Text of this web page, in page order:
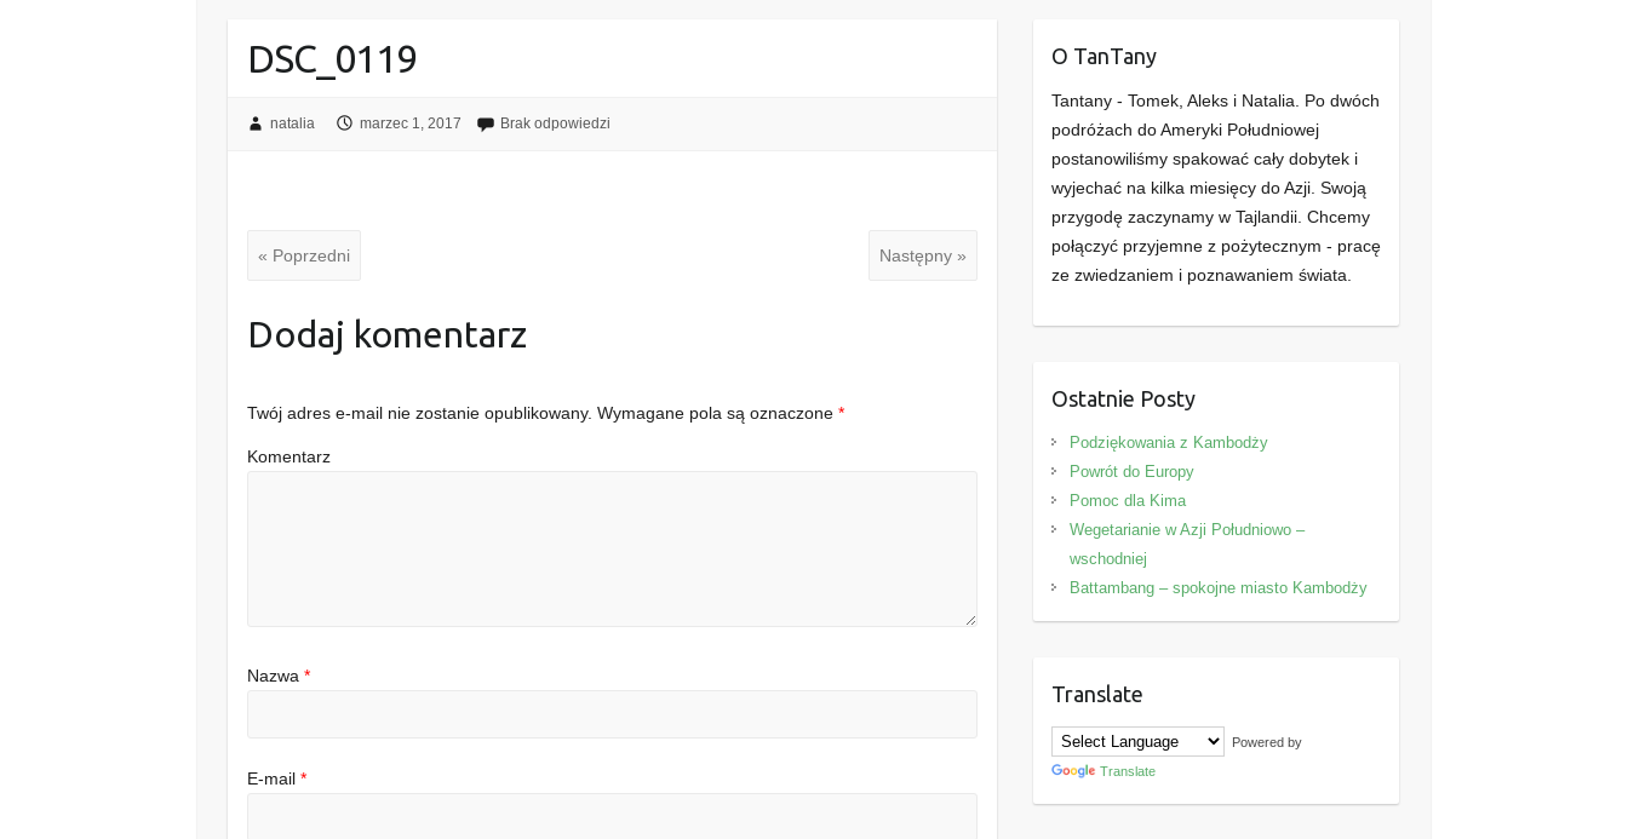
DSC_0119
natalia marzec 1, 2017 Brak odpowiedzi
« Poprzedni Następny »
Dodaj komentarz
Twój adres e-mail nie zostanie opublikowany. Wymagane pola są oznaczone*
Komentarz
Nazwa*
E-mail*
O TanTany
Tantany - Tomek, Aleks i Natalia. Po dwóch
podróżach do Ameryki Południowej
postanowiliśmy spakować cały dobytek i
wyjechać na kilka miesięcy do Azji. Swoją
przygodę zaczynamy w Tajlandii. Chcemy
połączyć przyjemne z pożytecznym - pracę
ze zwiedzaniem i poznawaniem świata.
Ostatnie Posty
Podziękowania z Kambodży
Powrót do Europy
Pomoc dla Kima
Wegetarianie w Azji Południowo –
wschodniej
Battambang – spokojne miasto Kambodży
Translate
Powered by
Translate